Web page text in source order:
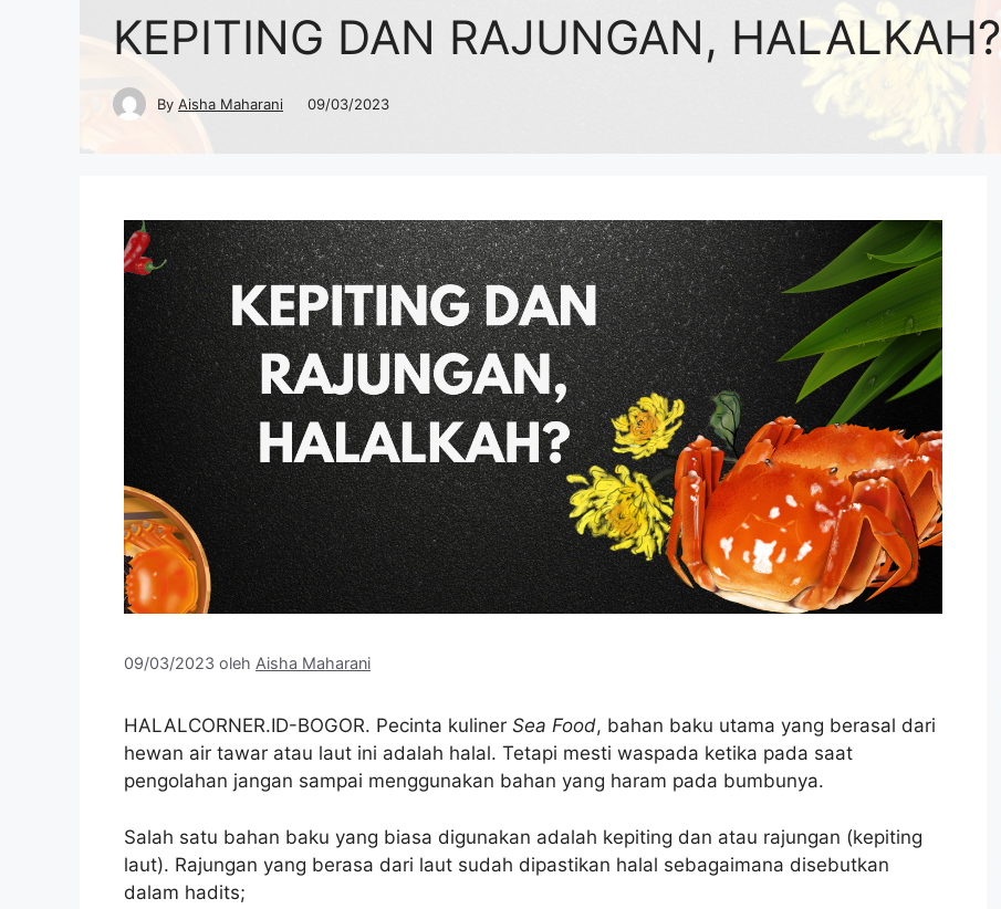
KEPITING DAN RAJUNGAN, HALALKAH?
By Aisha Maharani 09/03/2023
09/03/2023 oleh Aisha Maharani
HALALCORNER.ID-BOGOR. Pecinta kuliner Sea Food, bahan baku utama yang berasal dari
hewan air tawar atau laut ini adalah halal. Tetapi mesti waspada ketika pada saat
pengolahan jangan sampai menggunakan bahan yang haram pada bumbunya.
Salah satu bahan baku yang biasa digunakan adalah kepiting dan atau rajungan (kepiting
laut). Rajungan yang berasa dari laut sudah dipastikan halal sebagaimana disebutkan
dalam hadits;